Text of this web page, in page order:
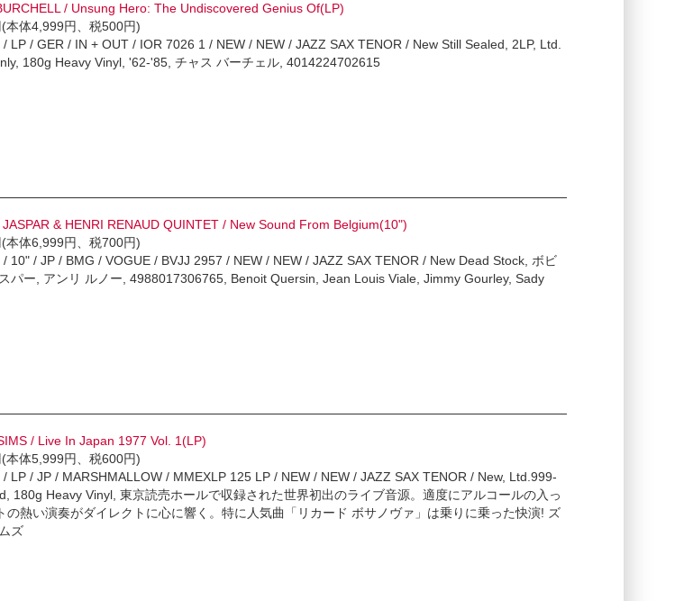
/ Unsung Hero: The Undiscovered Genius Of(LP)
本体4,999円、税500円)
LP / GER / IN + OUT / IOR 7026 1 / NEW / NEW / JAZZ SAX TENOR / New Still Sealed, 2LP, Ltd.
180g Heavy Vinyl, '62-'85, チャス バーチェル, 4014224702615
JASPAR & HENRI RENAUD QUINTET / New Sound From Belgium(10")
本体6,999円、税700円)
/ 10" / JP / BMG / VOGUE / BVJJ 2957 / NEW / NEW / JAZZ SAX TENOR / New Dead Stock, ボビ
パー, アンリ ルノー, 4988017306765, Benoit Quersin, Jean Louis Viale, Jimmy Gourley, Sady
/ Live In Japan 1977 Vol. 1(LP)
本体5,999円、税600円)
/ LP / JP / MARSHMALLOW / MMEXLP 125 LP / NEW / NEW / JAZZ SAX TENOR / New, Ltd.999-
180g Heavy Vinyl, 東京読売ホールで収録された世界初出のライブ音源。適度にアルコールの入っ
の熱い演奏がダイレクトに心に響く。特に人気曲「リカード ボサノヴァ」は乗りに乗った快演! ズ
ズ